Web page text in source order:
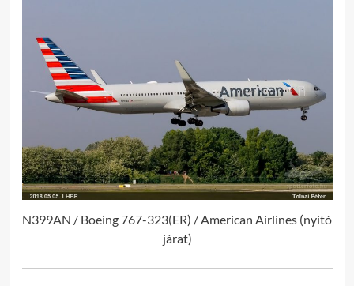
N399AN / Boeing 767-323(ER) / American Airlines (nyitó
járat)